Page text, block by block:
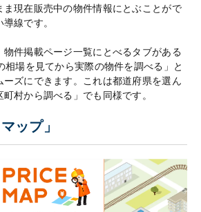
ま現在販売中の物件情報にとぶことがで
線です。
件掲載ページ一覧にとべるタブがある
相場を見てから実際の物件を調べる」と
ーズにできます。これは都道府県を選ん
村から調べる」でも同様です。
ップ」